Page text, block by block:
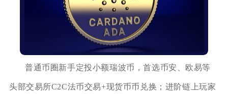
普通币圈新手定投小额瑞波币，首选币安、欧易等
头部交易所C2C法币交易+现货币币兑换；进阶链上玩家